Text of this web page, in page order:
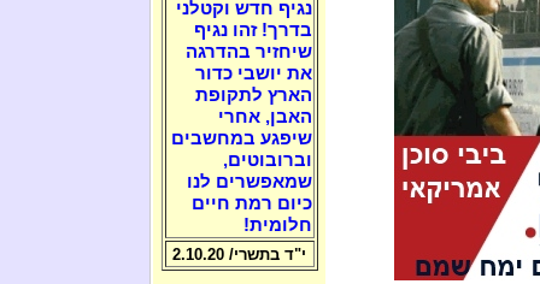
נגיף חדש וקטלני
בדרך! זהו נגיף
שיחזיר בהדרגה
את יושבי כדור
הארץ לתקופת
האבן, אחרי
שיפגע במחשבים
וברובוטים,
שמאפשרים לנו
כיום רמת חיים
חלומית!
י"ד בתשרי/ 2.10.20